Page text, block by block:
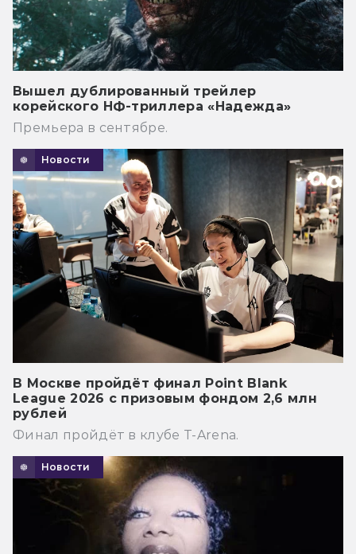
Вышел дублированный трейлер
корейского НФ-триллера «Надежда»
Премьера в сентябре.
Новости
В Москве пройдёт финал Point Blank
League 2026 с призовым фондом 2,6 млн
рублей
Финал пройдёт в клубе T-Arena.
Новости